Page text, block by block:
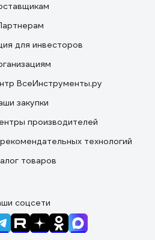
для инвесторов
ВсеИнструменты.ру
закупки
производителей
технологий
товаров
соцсети